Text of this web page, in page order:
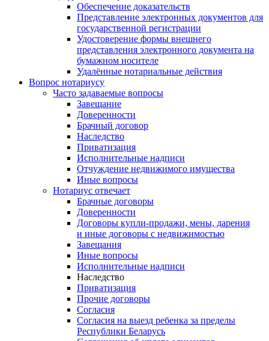
Обеспечение доказательств
Представление электронных документов для
государственной регистрации
Удостоверение формы внешнего
представления электронного документа на
бумажном носителе
Удалённые нотариальные действия
Вопрос нотариусу
Часто задаваемые вопросы
Завещание
Доверенности
Брачный договор
Наследство
Приватизация
Исполнительные надписи
Отчуждение недвижимого имущества
Иные вопросы
Нотариус отвечает
Брачные договоры
Доверенности
Договоры купли-продажи, мены, дарения
и иные договоры с недвижимостью
Завещания
Иные вопросы
Исполнительные надписи
Наследство
Приватизация
Прочие договоры
Согласия
Согласия на выезд ребенка за пределы
Республики Беларусь